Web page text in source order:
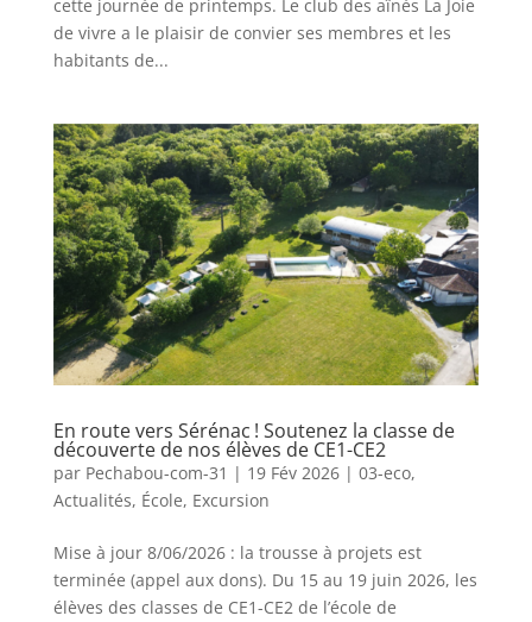
cette journée de printemps. Le club des aînés La Joie
de vivre a le plaisir de convier ses membres et les
habitants de...
En route vers Sérénac ! Soutenez la classe de
découverte de nos élèves de CE1-CE2
par Pechabou-com-31 | 19 Fév 2026| 03-eco,
Actualités, École, Excursion
Mise à jour 8/06/2026 : la trousse à projets est
terminée (appel aux dons). Du 15 au 19 juin 2026, les
élèves des classes de CE1-CE2 de l’école de